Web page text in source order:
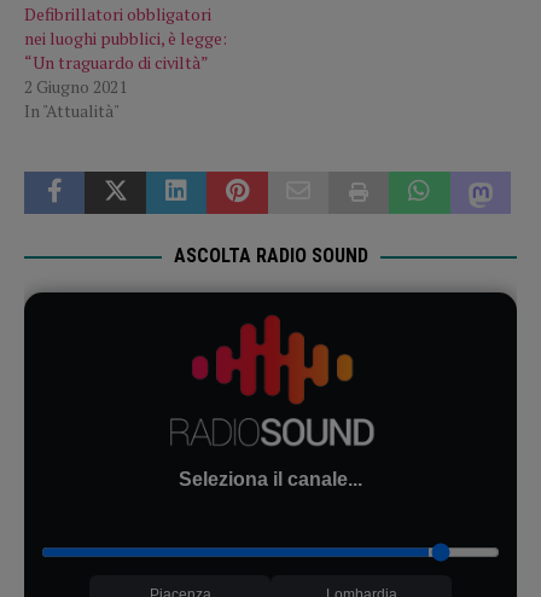
Defibrillatori obbligatori
nei luoghi pubblici, è legge:
“Un traguardo di civiltà”
2 Giugno 2021
In "Attualità"
ASCOLTA RADIO SOUND
Seleziona il canale...